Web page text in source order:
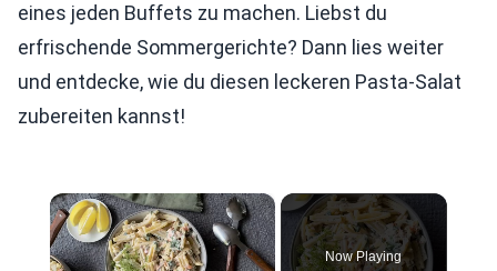
eines jeden Buffets zu machen. Liebst du
erfrischende Sommergerichte? Dann lies weiter
und entdecke, wie du diesen leckeren Pasta-Salat
zubereiten kannst!
×
Now Playing